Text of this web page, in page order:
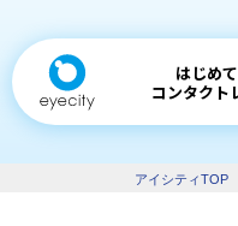
はじめ
コンタクト
アイシティTOP